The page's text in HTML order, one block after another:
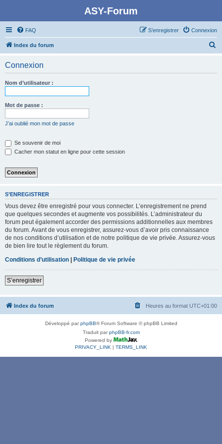
ASY-Forum
FAQ Connexion
S’enregistrer
Index du forum
Connexion
Nom d’utilisateur :
Mot de passe :
J’ai oublié mon mot de passe
Se souvenir de moi
Cacher mon statut en ligne pour cette session
S’ENREGISTRER
Vous devez être enregistré pour vous connecter. L’enregistrement ne prend
que quelques secondes et augmente vos possibilités. L’administrateur du
forum peut également accorder des permissions additionnelles aux membres
du forum. Avant de vous enregistrer, assurez-vous d’avoir pris connaissance
de nos conditions d’utilisation et de notre politique de vie privée. Assurez-vous
de bien lire tout le règlement du forum.
Conditions d’utilisation | Politique de vie privée
S’enregistrer
Index du forum Heures au format UTC+01:00
Développé parphpBB® Forum Software © phpBB Limited
Traduit parphpBB-fr.com
Powered by
PRIVACY_LINK | TERMS_LINK